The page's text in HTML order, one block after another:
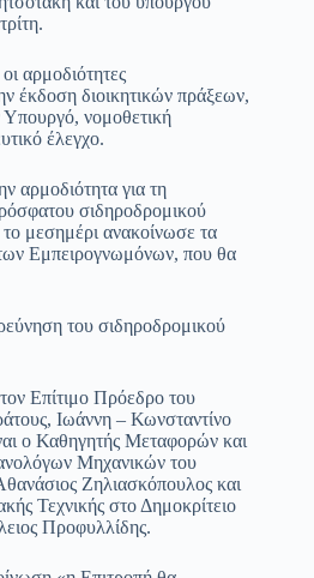
τε
αρμοδιότητες
έκδοση διοικητικών πράξεων,
νομοθετική
έλεγχο.
αρμοδιότητα για τη
σιδηροδρομικού
μεσημέρι ανακοίνωσε τα
Εμπειρογνωμόνων, που θα
του σιδηροδρομικού
Επίτιμο Πρόεδρο του
Ιωάννη – Κωνσταντίνο
ο Καθηγητής Μεταφορών και
Μηχανικών του
Ζηλιασκόπουλος και
Τεχνικής στο Δημοκρίτειο
Προφυλλίδης.